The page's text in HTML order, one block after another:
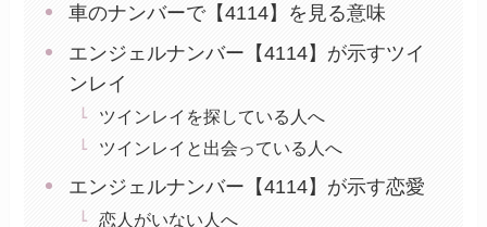
車のナンバーで【4114】を見る意味
エンジェルナンバー【4114】が示すツイ
ンレイ
ツインレイを探している人へ
ツインレイと出会っている人へ
エンジェルナンバー【4114】が示す恋愛
恋人がいない人へ